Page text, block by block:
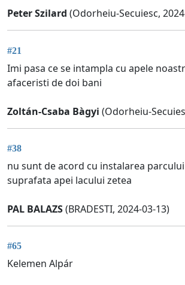
Peter Szilard (Odorheiu-Secuiesc,
#21
Imi pasa ce se intampla cu apele
afaceristi de doi bani
Zoltán-Csaba Bàgyi (Odorheiu-
#38
nu sunt de acord cu instalarea
suprafata apei lacului zetea
PAL BALAZS(BRADESTI, 2024-03-13)
#65
Kelemen Alpár